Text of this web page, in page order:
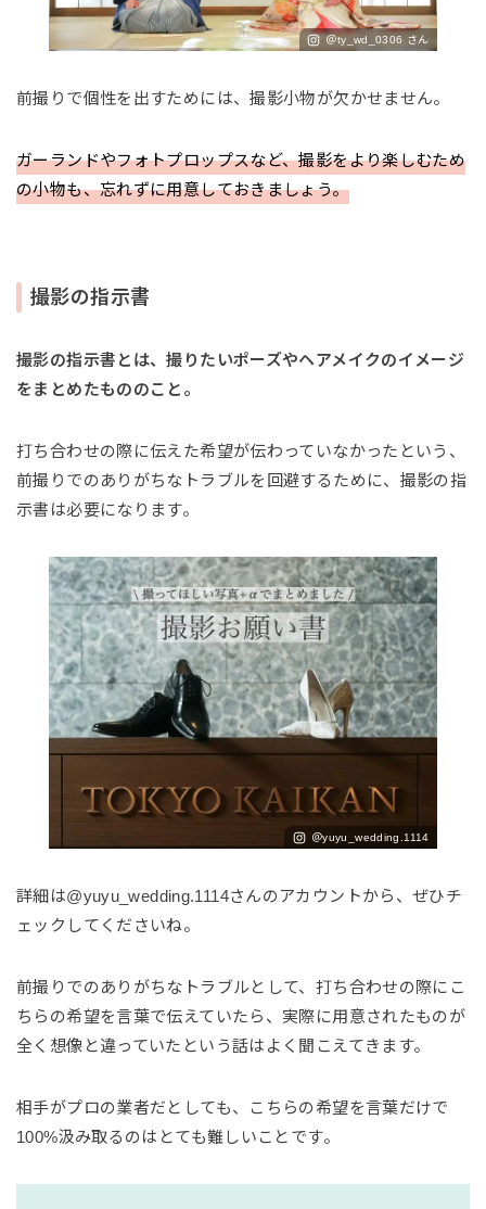
＠ty_wd_0306 さん
前撮りで個性を出すためには、撮影小物が欠かせません。
ガーランドやフォトプロップスなど、撮影をより楽しむため
の小物も、忘れずに用意しておきましょう。
撮影の指示書
撮影の指示書とは、撮りたいポーズやヘアメイクのイメージ
をまとめたもののこと。
打ち合わせの際に伝えた希望が伝わっていなかったという、
前撮りでのありがちなトラブルを回避するために、撮影の指
示書は必要になります。
＠yuyu_wedding.1114
詳細は@yuyu_wedding.1114さんのアカウントから、ぜひチ
ェックしてくださいね。
前撮りでのありがちなトラブルとして、打ち合わせの際にこ
ちらの希望を言葉で伝えていたら、実際に用意されたものが
全く想像と違っていたという話はよく聞こえてきます。
相手がプロの業者だとしても、こちらの希望を言葉だけで
100%汲み取るのはとても難しいことです。